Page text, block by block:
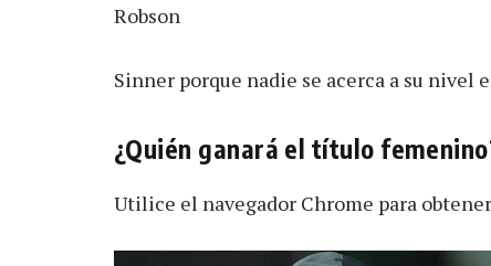
Robson
Sinner porque nadie se acerca a su nivel
¿Quién ganará el título
Utilice el navegador Chrome para